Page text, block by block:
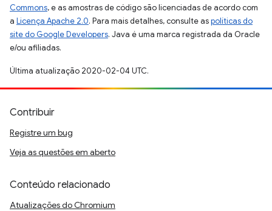
Commons, e as amostras de código são licenciadas de acordo com
a Licença Apache 2.0. Para mais detalhes, consulte aspolíticas do
site do Google Developers. Java é uma marca registrada da Oracle
e/ou afiliadas.
Última atualização 2020-02-04 UTC.
Contribuir
Registre um bug
Veja as questões em aberto
Conteúdo relacionado
Atualizações do Chromium